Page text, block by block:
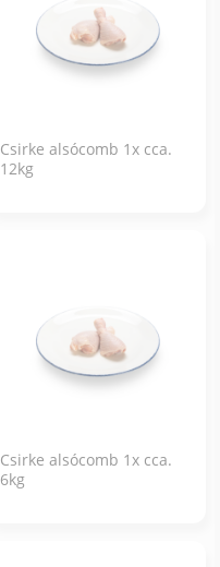
Csirke alsócomb 1x cca.
12kg
Csirke alsócomb 1x cca.
6kg